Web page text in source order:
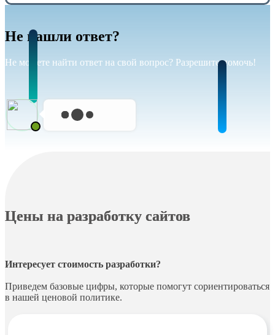
Не нашли ответ?
Не можете найти ответ на свой вопрос? Разрешите помочь!
Цены на разработку сайтов
Интересует стоимость разработки?
Приведем базовые цифры, которые помогут сориентироваться
в нашей ценовой политике.